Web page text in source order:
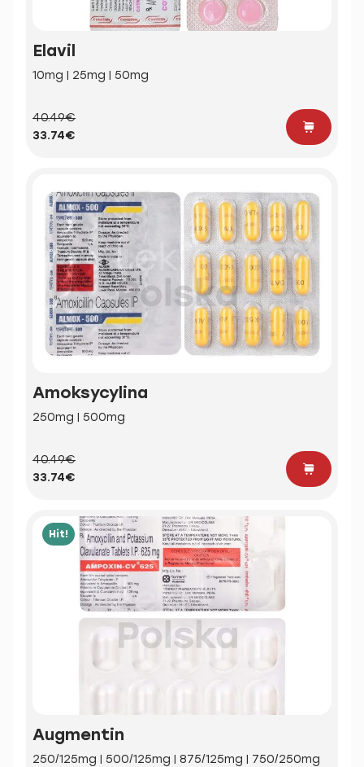
Elavil
10mg | 25mg | 50mg
40.49€
33.74€
Amoksycylina
250mg | 500mg
40.49€
33.74€
Hit!
Augmentin
250/125mg | 500/125mg | 875/125mg | 750/250mg